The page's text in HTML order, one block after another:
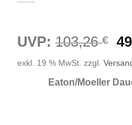
UVP: 103,26€
exkl. 19 % MwSt. zzgl.
Eaton/Moeller